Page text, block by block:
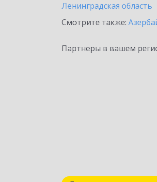
Ленинградская область
Смотрите также:
Партнеры в вашем